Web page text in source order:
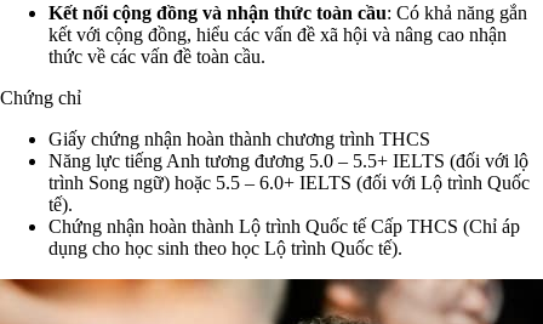
Kết nối cộng đồng và nhận thức toàn cầu: Có khả năng gắn
kết với cộng đồng, hiểu các vấn đề xã hội và nâng cao nhận
thức về các vấn đề toàn cầu.
Chứng chỉ
Giấy chứng nhận hoàn thành chương trình THCS
Năng lực tiếng Anh tương đương 5.0 – 5.5+ IELTS (đối với lộ
trình Song ngữ) hoặc 5.5 – 6.0+ IELTS (đối với Lộ trình Quốc
tế).
Chứng nhận hoàn thành Lộ trình Quốc tế Cấp THCS (Chỉ áp
dụng cho học sinh theo học Lộ trình Quốc tế).